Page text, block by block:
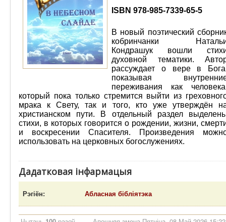
ISBN 978-985-7339-65-5
В новый поэтический
кобринчанки
Кондрашук вошли
духовной тематики.
рассуждает о вере в
показывая
переживания как
который пока только стремится выйти из
мрака к Свету, так и того, кто уже утверждён
христианском пути. В отдельный раздел
стихи, в которых говорится о рождении, жизни,
и воскресении Спасителя. Произведения
использовать на церковных богослужениях.
Дадатковая інфармацыя
Рэгіён: Абласная бібліятэка